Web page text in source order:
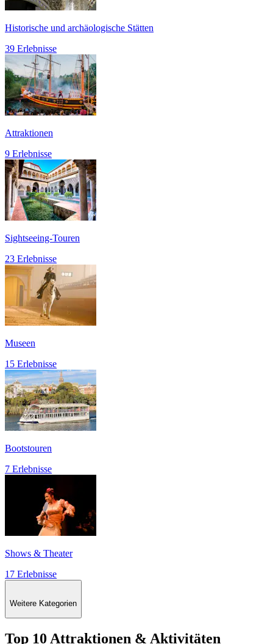
Historische und archäologische Stätten
39 Erlebnisse
Attraktionen
9 Erlebnisse
Sightseeing-Touren
23 Erlebnisse
Museen
15 Erlebnisse
Bootstouren
7 Erlebnisse
Shows & Theater
17 Erlebnisse
Weitere Kategorien
Top 10 Attraktionen & Aktivitäten